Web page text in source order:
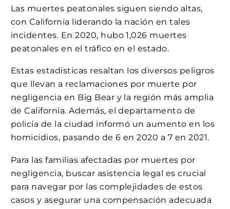
Las muertes peatonales siguen siendo altas,
con California liderando la nación en tales
incidentes. En 2020, hubo 1,026 muertes
peatonales en el tráfico en el estado.
Estas estadísticas resaltan los diversos peligros
que llevan a reclamaciones por muerte por
negligencia en Big Bear y la región más amplia
de California. Además, el departamento de
policía de la ciudad informó un aumento en los
homicidios, pasando de 6 en 2020 a 7 en 2021.
Para las familias afectadas por muertes por
negligencia, buscar asistencia legal es crucial
para navegar por las complejidades de estos
casos y asegurar una compensación adecuada